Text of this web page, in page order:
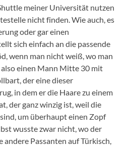
meiner Universität nutzen
nicht finden. Wie auch, es
oder gar einen
sich einfach an die passende
wenn man nicht weiß, wo man
einen Mann Mitte 30 mit
der eine dieser
in dem er die Haare zu einem
der ganz winzig ist, weil die
um überhaupt einen Zopf
wusste zwar nicht, wo der
Passanten auf Türkisch,